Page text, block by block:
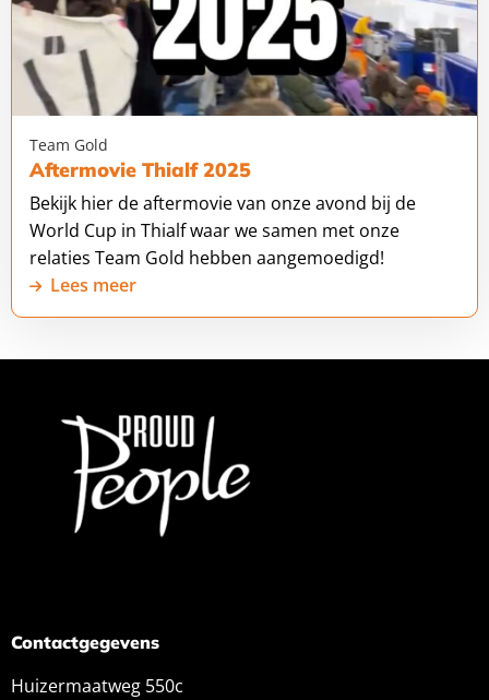
Team Gold
Aftermovie Thialf 2025
Bekijk hier de aftermovie van onze avond bij de
World Cup in Thialf waar we samen met onze
relaties Team Gold hebben aangemoedigd!
Lees meer
Contactgegevens
Huizermaatweg 550c